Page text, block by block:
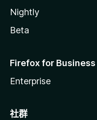
Nightly
Beta
Firefox for Business
Enterprise
社群